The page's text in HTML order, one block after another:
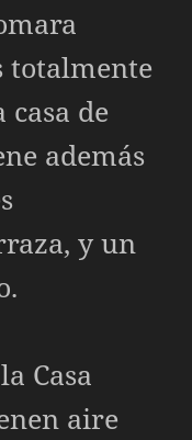
totalmente
de
además
y un
Casa
aire